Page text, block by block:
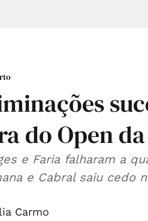
do Open
e Faria falharam a
e Cabral saiu cedo
Carmo